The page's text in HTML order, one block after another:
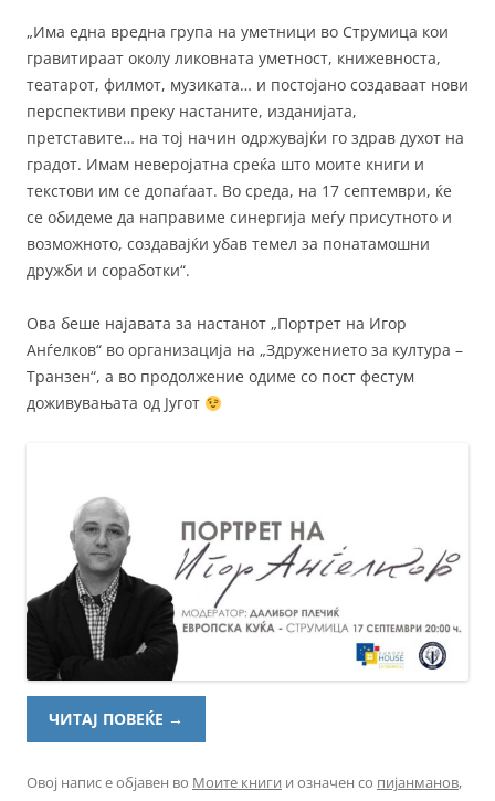
„Има една вредна група на уметници во Струмица кои
гравитираат околу ликовната уметност, книжевноста,
театарот, филмот, музиката… и постојано создаваат нови
перспективи преку настаните, изданијата,
претставите… на тој начин одржувајќи го здрав духот на
градот. Имам неверојатна среќа што моите книги и
текстови им се допаѓаат. Во среда, на 17 септември, ќе
се обидеме да направиме синергија меѓу присутното и
возможното, создавајќи убав темел за понатамошни
дружби и соработки“.
Ова беше најавата за настанот „Портрет на Игор
Анѓелков“ во организација на „Здружението за култура –
Транзен“, а во продолжение одиме со пост фестум
доживувањата од Југот
ЧИТАЈ ПОВЕЌЕ →
Овој напис е објавен во Моите книги и означен со пијанманов,